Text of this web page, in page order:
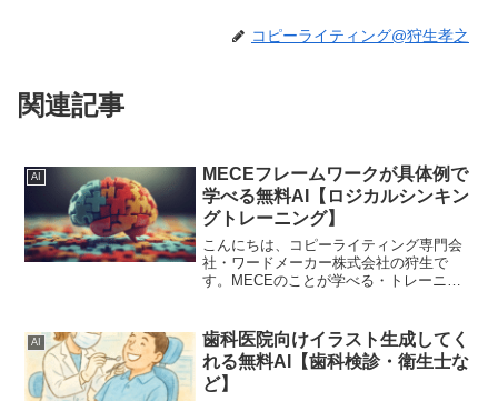
コピーライティング@狩生孝之
関連記事
AI
MECEフレームワークが具体例で
学べる無料AI【ロジカルシンキン
グトレーニング】
こんにちは、コピーライティング専門会
社・ワードメーカー株式会社の狩生で
す。MECEのことが学べる・トレーニン
Collectively Exhaustiv...
AI
歯科医院向けイラスト生成してく
れる無料AI【歯科検診・衛生士な
ど】